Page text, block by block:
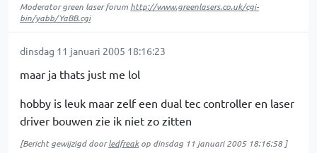
Moderator green laser forum http://www.greenlasers.co.uk/cgi-
bin/yabb/YaBB.cgi
dinsdag 11 januari 2005 18:16:23
maar ja thats just me lol
hobby is leuk maar zelf een dual tec controller en laser
driver bouwen zie ik niet zo zitten
[Bericht gewijzigd doorledfreakop dinsdag 11 januari 2005 18:16:58]